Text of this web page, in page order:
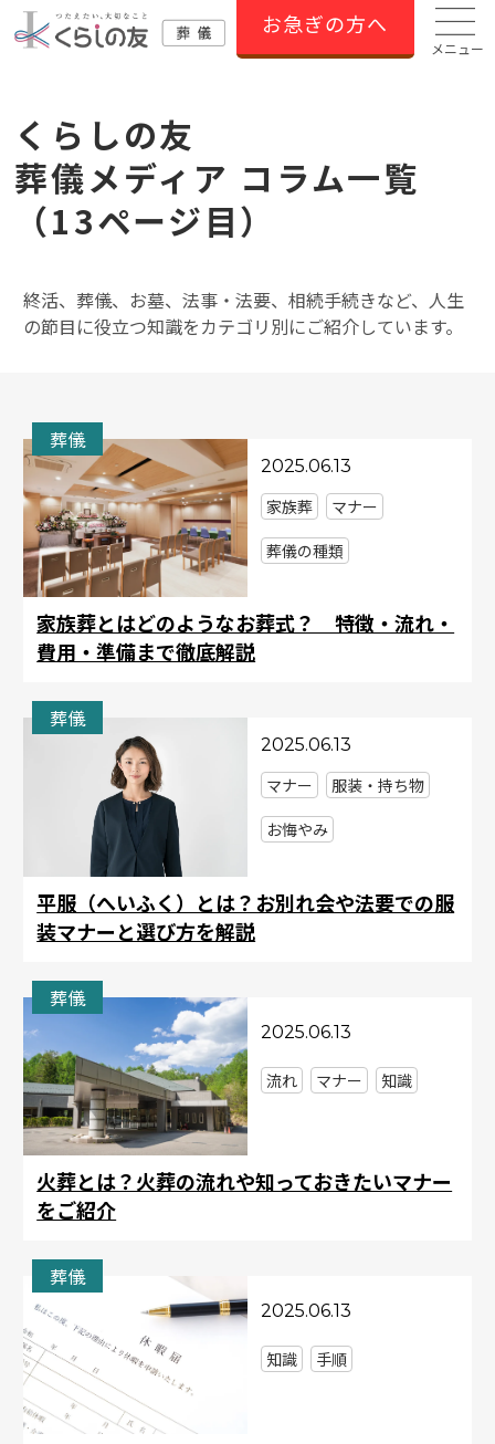
お急ぎの方へ
メニュー
くらしの友
葬儀メディア コラム⼀覧
（13ページ目）
終活、葬儀、お墓、法事・法要、相続手続きなど、人生
の節目に役立つ知識をカテゴリ別にご紹介しています。
葬儀
2025.06.13
家族葬とはどのようなお葬式？ 特徴・流れ・
費用・準備まで徹底解説
家族葬
マナー
葬儀の種類
葬儀
2025.06.13
平服（へいふく）とは？お別れ会や法要での服
装マナーと選び方を解説
マナー
服装・持ち物
お悔やみ
葬儀
2025.06.13
火葬とは？火葬の流れや知っておきたいマナー
をご紹介
流れ マナー 知識
葬儀
2025.06.13
知識 手順